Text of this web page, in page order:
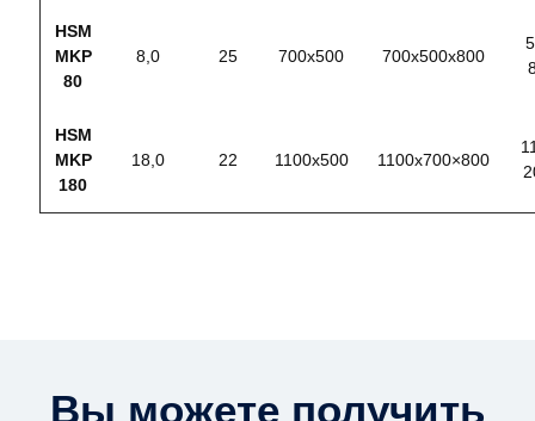
HSM
MKP
80
8,0 25 700х500 700х500х800
HSM
MKP
180
18,0 22 1100х500 1100х700×800
Вы можете получить